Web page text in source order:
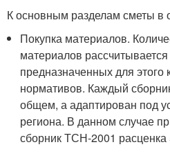
К основным разделам сметы в
Покупка материалов.
материалов
предназначенных для
нормативов. Каждый
общем, а адаптирован под
региона. В данном случае
сборник ТСН-2001 расценка